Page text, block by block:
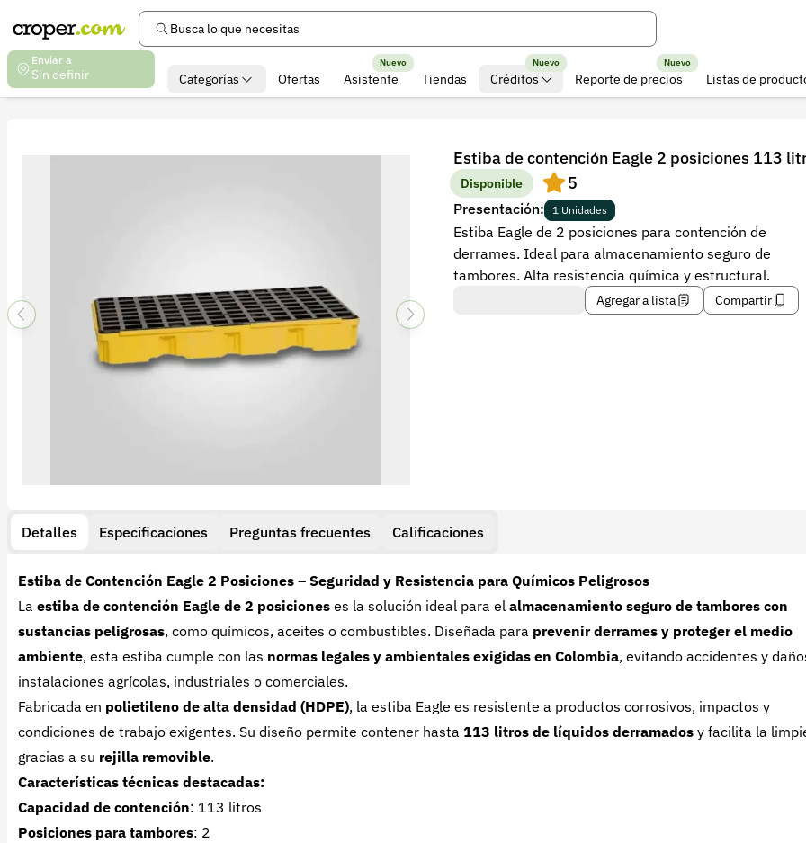
Busca lo que necesitas
Enviar a
Sin definir Categorías Ofertas Asistente
Nuevo
Tiendas Créditos
Nuevo
Reporte de precios
Nuevo
Listas de
Estiba de contención Eagle 2 posiciones 113
Disponible 5
Presentación: 1 Unidades
Estiba Eagle de 2 posiciones para contención de
derrames. Ideal para almacenamiento seguro de
tambores. Alta resistencia química y estructural.
Agregar a lista Compartir
Detalles Especificaciones Preguntas frecuentes Calificaciones
Estiba de Contención Eagle 2 Posiciones – Seguridad y Resistencia para Químicos Peligrosos
La estiba de contención Eagle de 2 posiciones es la solución ideal para el almacenamiento seguro de tambores con
sustancias peligrosas, como químicos, aceites o combustibles. Diseñada para prevenir derrames y proteger el medio
ambiente, esta estiba cumple con las normas legales y ambientales exigidas en Colombia, evitando accidentes y
instalaciones agrícolas, industriales o comerciales.
Fabricada en polietileno de alta densidad (HDPE), la estiba Eagle es resistente a productos corrosivos, impactos y
condiciones de trabajo exigentes. Su diseño permite contener hasta 113 litros de líquidos derramados y facilita la
gracias a su rejilla removible.
Características técnicas destacadas:
Capacidad de contención: 113 litros
Posiciones para tambores: 2